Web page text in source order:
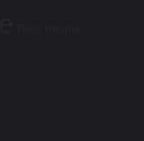
Tech Tribune